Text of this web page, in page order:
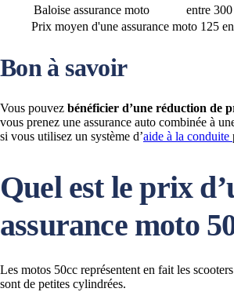
Baloise assurance moto
entre
Prix moyen d'une assurance moto 125
Bon à savoir
Vous pouvez bénéficier d’une réduction de
vous prenez une assurance auto combinée à
si vous utilisez un système d’aide à la conduite
Quel est le prix
assurance moto
Les motos 50cc représentent en fait les
sont de petites cylindrées.